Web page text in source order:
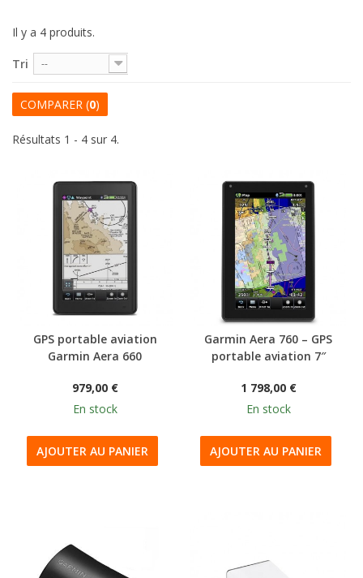
Il y a 4 produits.
Tri --
COMPARER (0)
Résultats 1 - 4 sur 4.
GPS portable aviation
Garmin Aera 660
979,00 €
En stock
AJOUTER AU PANIER
Garmin Aera 760 – GPS
portable aviation 7″
1 798,00 €
En stock
AJOUTER AU PANIER